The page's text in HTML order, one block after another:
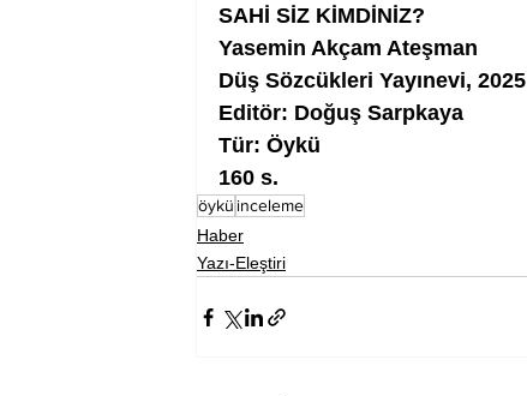
SAHİ SİZ KİMDİNİZ?
Yasemin Akçam Ateşman
Düş Sözcükleri Yayınevi, 2025
Editör: Doğuş Sarpkaya
Tür: Öykü
160 s.
öykü inceleme
Haber
Yazı-Eleştiri